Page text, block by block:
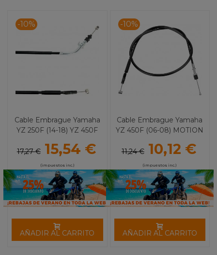
-10%
Cable Embrague Yamaha
YZ 250F (14-18) YZ 450F
17,27 € 15,54 €
(impuestos inc.)
AÑADIR AL CARRITO
-10%
Cable Embrague Yamaha
YZ 450F (06-08) MOTION
11,24 € 10,12 €
(impuestos inc.)
AÑADIR AL CARRITO